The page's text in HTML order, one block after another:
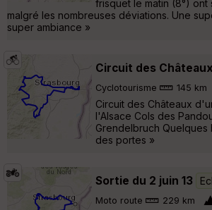
frisquet le matin (8°) ont
malgré les nombreuses déviations. Une
super ambiance »
Circuit des
Cyclotourisme 145 km
Circuit des Châteaux
l'Alsace Cols des
Grendelbruch
des portes »
Sortie du 2 juin 13
Moto route 229 km